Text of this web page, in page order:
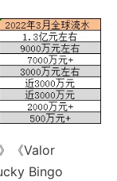
《Valor
Bingo